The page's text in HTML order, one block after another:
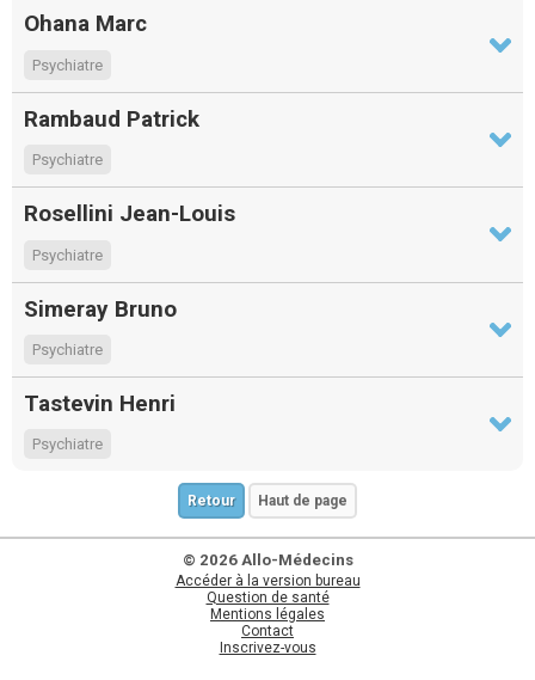
Ohana Marc
Psychiatre
Rambaud Patrick
Psychiatre
Rosellini Jean-Louis
Psychiatre
Simeray Bruno
Psychiatre
Tastevin Henri
Psychiatre
Retour Haut de page
© 2026 Allo-Médecins
Accéder à la version bureau
Question de santé
Mentions légales
Contact
Inscrivez-vous